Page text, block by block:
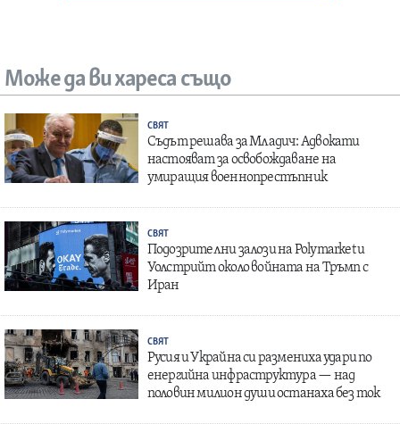
Може да ви хареса също
СВЯТ
Съдът решава за Младич: Адвокати
настояват за освобождаване на
умиращия военнопрестъпник
СВЯТ
Подозрителни залози на Polymarket и
Уолстрийт около войната на Тръмп с
Иран
СВЯТ
Русия и Украйна си размениха удари по
енергийна инфраструктура — над
половин милион души останаха без ток